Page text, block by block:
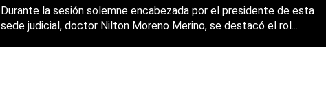
Durante la sesión solemne encabezada por el presidente de esta
sede judicial, doctor Nilton Moreno Merino, se destacó el rol...